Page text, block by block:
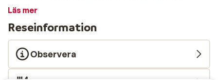
semester på den vackra ön Santorini, på ett mycket
under varma dagar och för barnen finns även en
separat barnpool. Inom 10 minuters promenad är du
redan på stenstranden och den trevliga boulevarden
som är full av krogar och barer. Det är också möjligt att
äta en bit på själva Aegean View och avsluta det med en
Läs mer
Reseinformation
Observera